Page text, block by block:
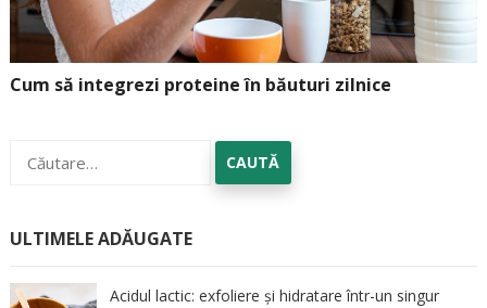
Cum să integrezi proteine în băuturi zilnice
după:
ULTIMELE ADĂUGATE
Acidul lactic: exfoliere și hidratare într-un singur